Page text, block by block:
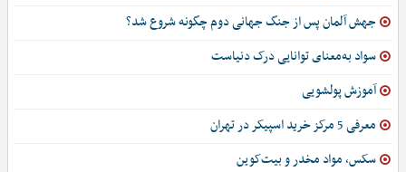
جهش آلمان پس از جنگ جهانی دوم چگونه شروع شد؟
سواد به‌معنای توانایی درک دنیاست
آموزش پولشویی
معرفی 5 مرکز خرید اسپیکر در تهران
سکس، مواد مخدر و بیت‌کوین